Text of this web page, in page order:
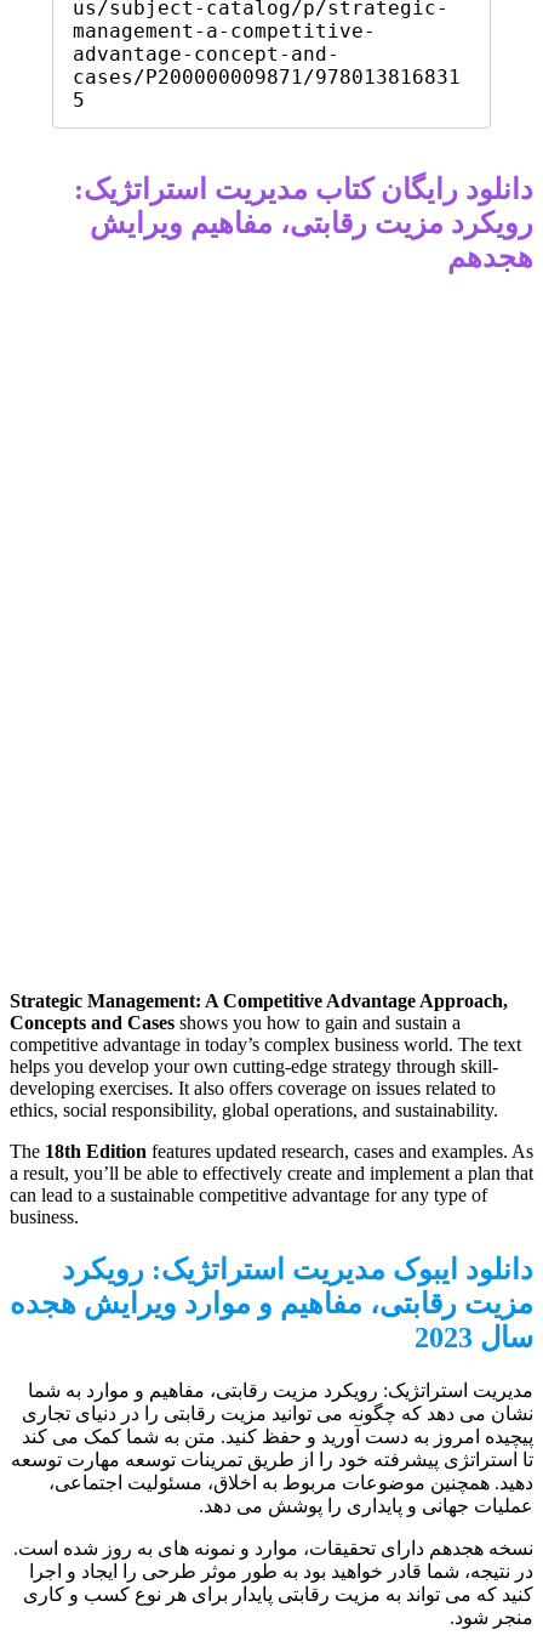
us/subject-catalog/p/strategic-
management-a-competitive-
advantage-concept-and-
cases/P200000009871/978013816831
5
دانلود رایگان کتاب مدیریت استراتژیک:
رویکرد مزیت رقابتی، مفاهیم ویرایش
هجدهم
Strategic Management: A Competitive Advantage Approach,
Concepts and Cases shows you how to gain and sustain a
competitive advantage in today’s complex business world. The text
helps you develop your own cutting-edge strategy through skill-
developing exercises. It also offers coverage on issues related to
ethics, social responsibility, global operations, and sustainability.
The 18th Edition features updated research, cases and examples. As
a result, you’ll be able to effectively create and implement a plan that
can lead to a sustainable competitive advantage for any type of
business.
دانلود ایبوک مدیریت استراتژیک: رویکرد
مزیت رقابتی، مفاهیم و موارد ویرایش هجده
سال 2023
مدیریت استراتژیک: رویکرد مزیت رقابتی، مفاهیم و موارد به شما
نشان می دهد که چگونه می توانید مزیت رقابتی را در دنیای تجاری
پیچیده امروز به دست آورید و حفظ کنید. متن به شما کمک می کند
تا استراتژی پیشرفته خود را از طریق تمرینات توسعه مهارت توسعه
دهید. همچنین موضوعات مربوط به اخلاق، مسئولیت اجتماعی،
عملیات جهانی و پایداری را پوشش می دهد.
نسخه هجدهم دارای تحقیقات، موارد و نمونه های به روز شده است.
در نتیجه، شما قادر خواهید بود به طور موثر طرحی را ایجاد و اجرا
کنید که می تواند به مزیت رقابتی پایدار برای هر نوع کسب و کاری
منجر شود.